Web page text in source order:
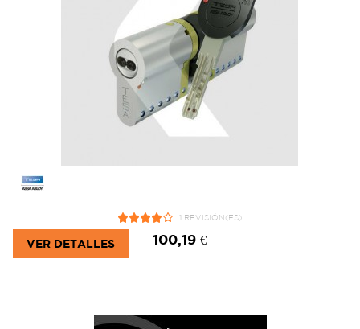
1 REVISIÓN(ES)
100,19 €
VER DETALLES